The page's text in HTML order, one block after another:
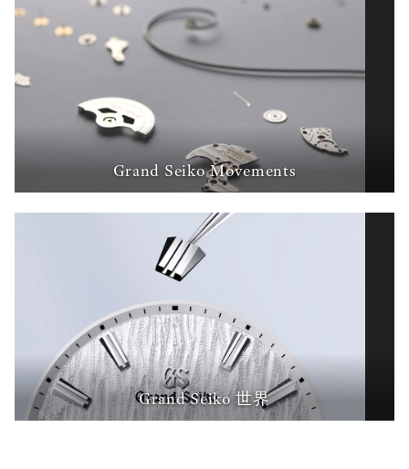
Grand Seiko Movements
Grand Seiko 世界